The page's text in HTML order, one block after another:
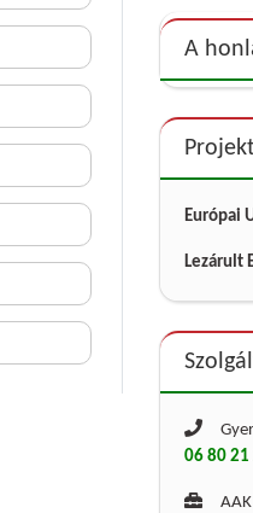
A
Európai
Lezárult
06 80 21